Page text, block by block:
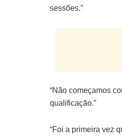
sessões.”
“Não começamos
qualificação.”
“Foi a primeira vez